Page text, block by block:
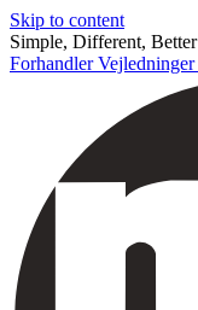
Skip to content
Simple, Different, Better
ForhandlerVejledninger